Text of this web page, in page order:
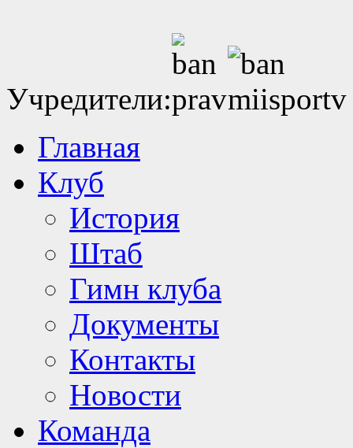
Учредители:
Главная
Клуб
История
Штаб
Гимн клуба
Документы
Контакты
Новости
Команда